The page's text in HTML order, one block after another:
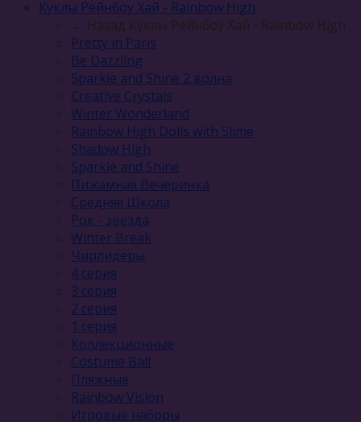
Куклы Рейнбоу Хай - Rainbow High
← Назад Куклы Рейнбоу Хай - Rainbow High
Pretty in Paris
Be Dazzling
Sparkle and Shine 2 волна
Сreative Сrystals
Winter Wonderland
Rainbow High Dolls with Slime
Shadow High
Sparkle and Shine
Пижамная Вечеринка
Средняя Школа
Рок - звезда
Winter Break
Чирлидеры
4 серия
3 серия
2 серия
1 серия
Коллекционные
Costume Ball
Пляжные
Rainbow Vision
Игровые наборы